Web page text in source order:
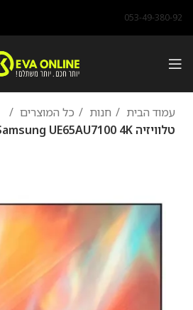
053-49-380-92
עמוד הבית חנות
כל המוצרים
טלוויזיה Samsung UE65AU7100 4K ‏65 ‏אינטש סמסונג